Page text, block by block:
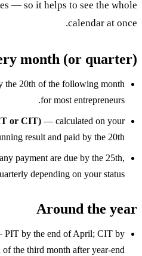
— so it helps to see the whole
calendar at once.
month (or quarter)
20th of the following month
for most entrepreneurs.
or CIT) — calculated on your
result and paid by the 20th.
payment are due by the 25th,
depending on your status.
Around the year
by the end of April; CIT by
of the third month after year-end.